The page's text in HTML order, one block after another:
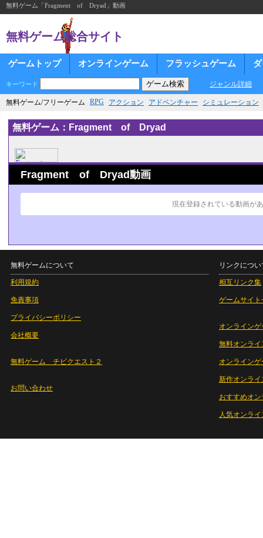
無料ゲーム「Fragment of Dryad」動画
無料ゲーム総合サイト
ゲームトップ オンラインゲーム フラッシュゲーム
キーワード ジャンル詳細
無料ゲーム/フリーゲーム RPG アクション アドベンチャー シミュレーション
無料ゲーム：Fragment of Dryad
Fragment of Dryad動画
現在登録されている動画が
無料ゲームについて
利用規約
免責事項
プライバシーポリシー
会社概要
無料ゲーム チビクエスト２
お問い合わせ
リンクについ
相互リンク集
ゲームサイト
オンラインゲ
無料オンライ
オンライン
新作オンライ
おすすめオ
人気オンラ